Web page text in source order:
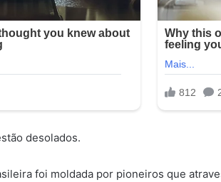
desolados.
foi moldada por pioneiros que